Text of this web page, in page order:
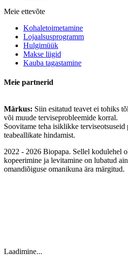
Meie ettevõte
Kohaletoimetamine
Lojaalsusprogramm
Hulgimüük
Makse liigid
Kauba tagastamine
Meie partnerid
Märkus: Siin esitatud teavet ei tohiks
või muude terviseprobleemide korral.
Soovitame teha isiklikke terviseotsuseid
teabeallikate hindamist.
2022 - 2026 Biopapa. Sellel kodulehel
kopeerimine ja levitamine on lubatud
omandiõiguse omanikuna ära märgitud.
Laadimine...